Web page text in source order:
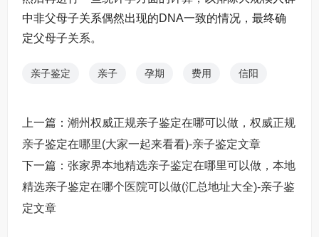
中非父母子关系偶然出现的DNA一致的情况，最终确
定父母子关系。
亲子鉴定 亲子 孕期 费用 信阳
上一篇： 潮州权威正规亲子鉴定在哪可以做，权威正规
亲子鉴定在哪里(大家一起来看看)-亲子鉴定文章
下一篇： 张家界本地精选亲子鉴定在哪里可以做，本地
精选亲子鉴定在哪个医院可以做(汇总地址大全)-亲子鉴
定文章